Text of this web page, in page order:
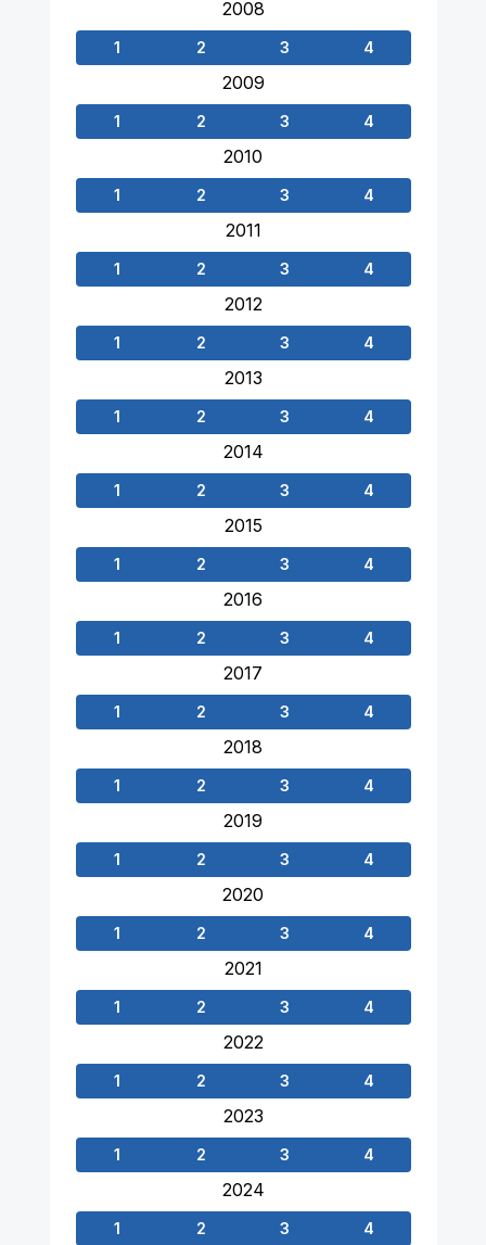
2008
1 2 3 4
2009
1 2 3 4
2010
1 2 3 4
2011
1 2 3 4
2012
1 2 3 4
2013
1 2 3 4
2014
1 2 3 4
2015
1 2 3 4
2016
1 2 3 4
2017
1 2 3 4
2018
1 2 3 4
2019
1 2 3 4
2020
1 2 3 4
2021
1 2 3 4
2022
1 2 3 4
2023
1 2 3 4
2024
1 2 3 4